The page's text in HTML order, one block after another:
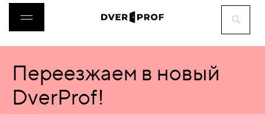
ДВЕРИ
ФУРНИТУРА
Переезжаем в новый
DverProf!